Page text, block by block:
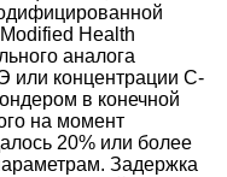
Health
аналога
или концентрации С-
в конечной
на момент
20% или более
Задержка